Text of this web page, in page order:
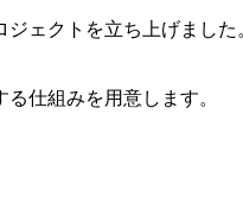
ェクトを立ち上げまし
仕組みを用意します。